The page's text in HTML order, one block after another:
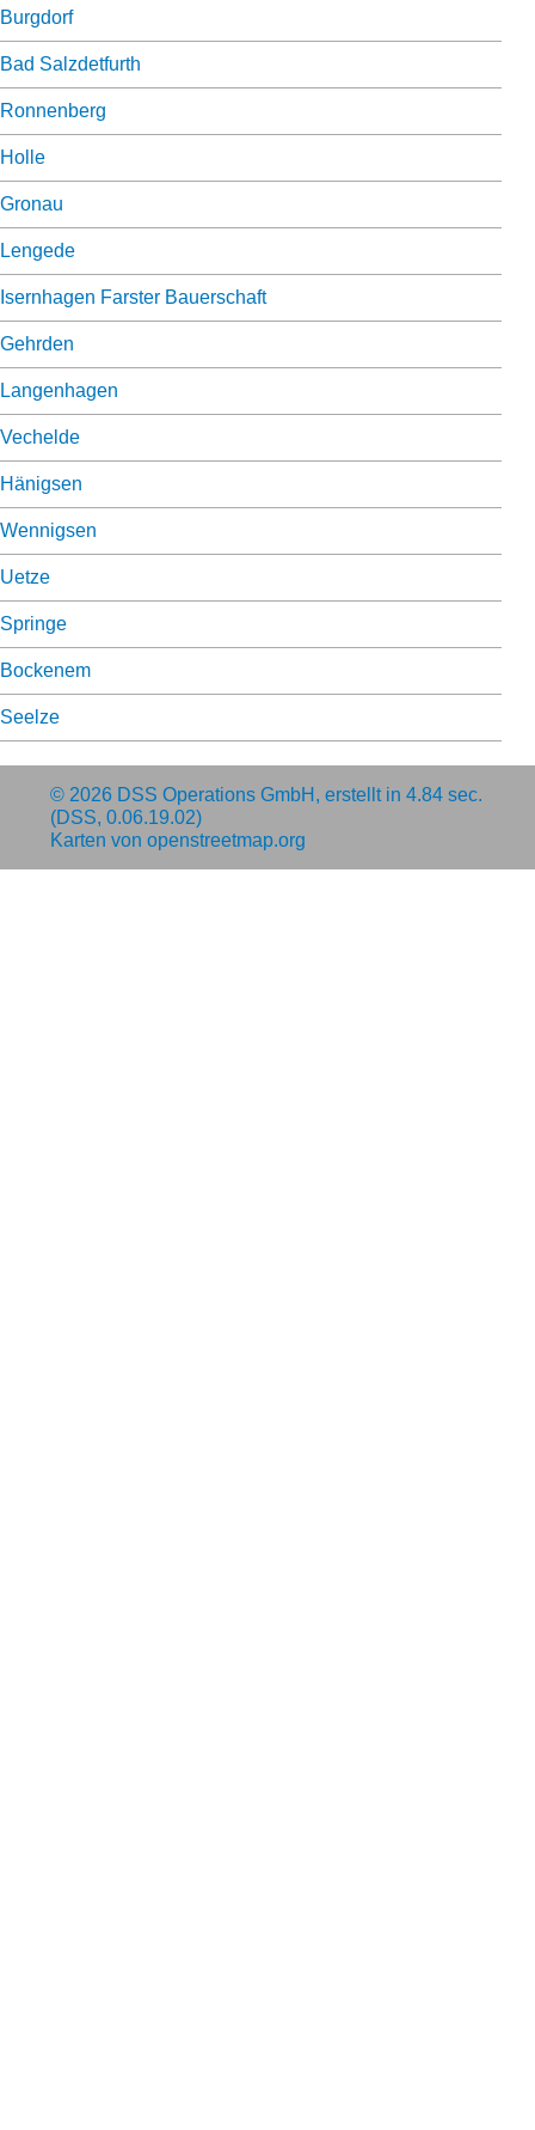
Burgdorf
Bad Salzdetfurth
Ronnenberg
Holle
Gronau
Lengede
Isernhagen Farster Bauerschaft
Gehrden
Langenhagen
Vechelde
Hänigsen
Wennigsen
Uetze
Springe
Bockenem
Seelze
© 2026 DSS Operations GmbH , erstellt in 4.84 sec.
(DSS, 0.06.19.02)
Karten von openstreetmap.org